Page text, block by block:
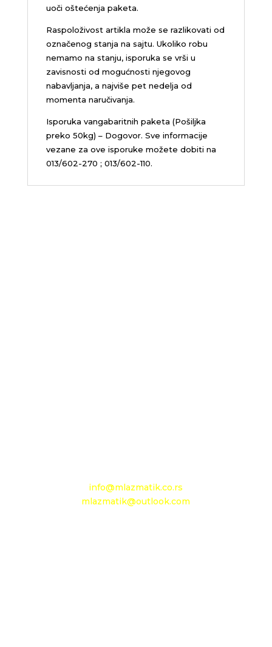
uoči oštećenja paketa.
Raspoloživost artikla može se razlikovati od
označenog stanja na sajtu. Ukoliko robu
nemamo na stanju, isporuka se vrši u
zavisnosti od mogućnosti njegovog
nabavljanja, a najviše pet nedelja od
momenta naručivanja.
Isporuka vangabaritnih paketa (Pošiljka
preko 50kg) – Dogovor. Sve informacije
vezane za ove isporuke možete dobiti na
013/602-270 ; 013/602-110.
info@mlazmatik.co.rs
mlazmatik@outlook.com